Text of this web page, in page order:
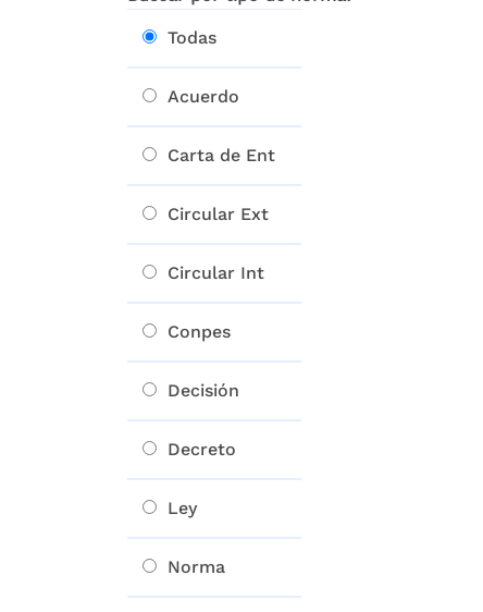
Todas
Acuerdo
Carta de Ent
Circular Ext
Circular Int
Conpes
Decisión
Decreto
Ley
Norma